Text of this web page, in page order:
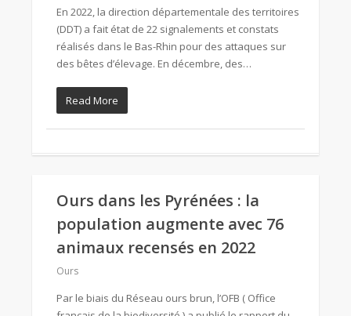
En 2022, la direction départementale des territoires
(DDT) a fait état de 22 signalements et constats
réalisés dans le Bas-Rhin pour des attaques sur
des bêtes d’élevage. En décembre, des…
Read More
Ours dans les Pyrénées : la
population augmente avec 76
animaux recensés en 2022
Ours
Par le biais du Réseau ours brun, l’OFB ( Office